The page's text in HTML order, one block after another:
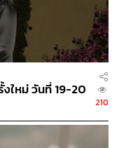
ใหม่ วันที่ 19-20
210